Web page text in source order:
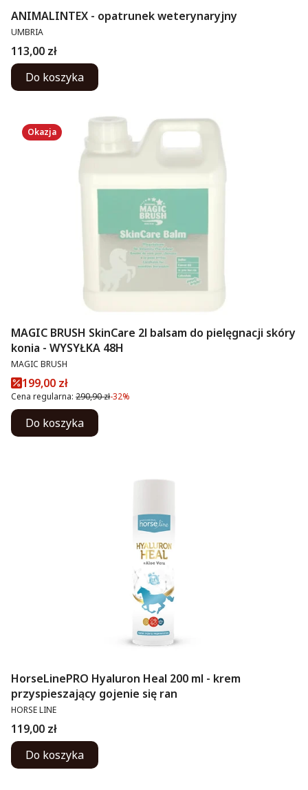
ANIMALINTEX - opatrunek weterynaryjny
PRODUCENT
UMBRIA
Cena
113,00 zł
Do koszyka
Okazja
MAGIC BRUSH SkinCare 2l balsam do pielęgnacji skóry
konia - WYSYŁKA 48H
PRODUCENT
MAGIC BRUSH
Cena promocyjna
199,00 zł
Cena regularna: 290,90 zł-32%
Do koszyka
HorseLinePRO Hyaluron Heal 200 ml - krem
przyspieszający gojenie się ran
PRODUCENT
HORSE LINE
Cena
119,00 zł
Do koszyka